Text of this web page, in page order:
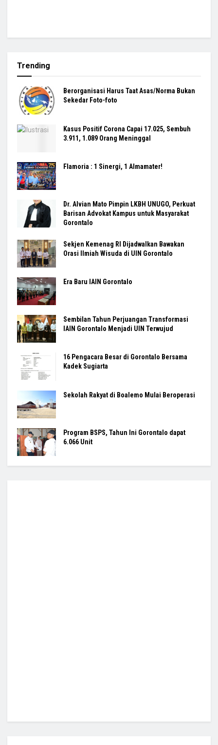
Trending
Berorganisasi Harus Taat Asas/Norma Bukan
Sekedar Foto-foto
Kasus Positif Corona Capai 17.025, Sembuh
3.911, 1.089 Orang Meninggal
Flamoria : 1 Sinergi, 1 Almamater!
Dr. Alvian Mato Pimpin LKBH UNUGO, Perkuat
Barisan Advokat Kampus untuk Masyarakat
Gorontalo
Sekjen Kemenag RI Dijadwalkan Bawakan
Orasi Ilmiah Wisuda di UIN Gorontalo
Era Baru IAIN Gorontalo
Sembilan Tahun Perjuangan Transformasi
IAIN Gorontalo Menjadi UIN Terwujud
16 Pengacara Besar di Gorontalo Bersama
Kadek Sugiarta
Sekolah Rakyat di Boalemo Mulai Beroperasi
Program BSPS, Tahun Ini Gorontalo dapat
6.066 Unit